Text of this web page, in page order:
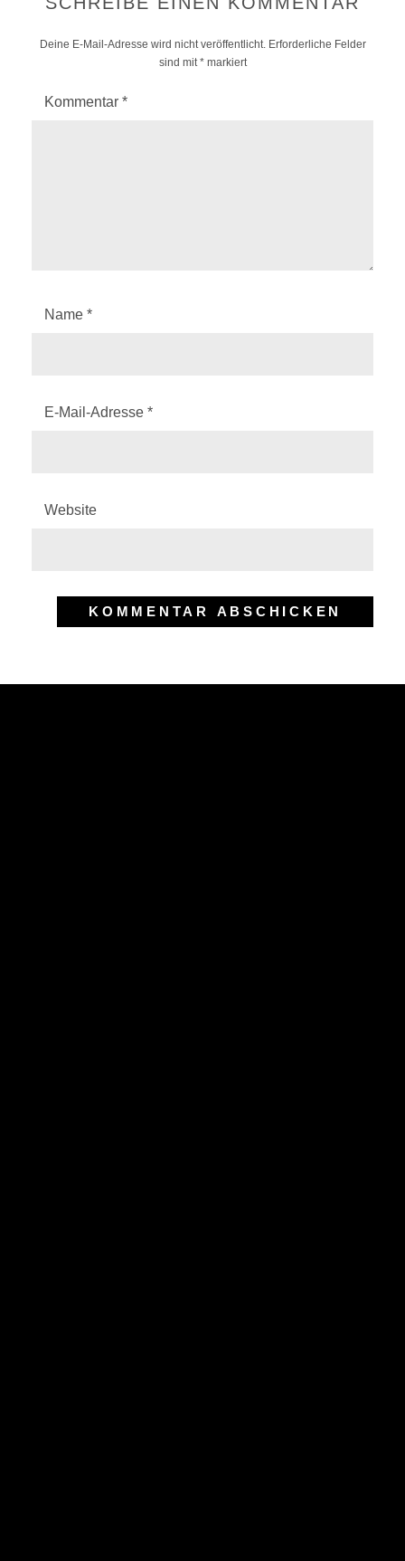
Deine E-Mail-Adresse wird nicht veröffentlicht. Erforderliche Felder
sind mit*markiert
Kommentar *
Name *
E-Mail-Adresse *
Website